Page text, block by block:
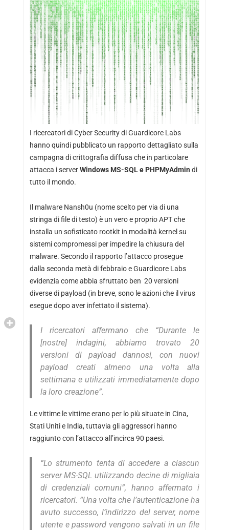
I ricercatori di Cyber ​​Security di Guardicore Labs
hanno quindi pubblicatoun rapporto dettagliato sulla
campagna di crittografia diffusa che in particolare
attacca i serverWindows MS-SQL e PHPMyAdmin di
tutto il mondo.
Il malware Nansh0u (nome scelto per via di una
stringa di file di testo) è un vero e proprio APT che
installa un sofisticato rootkit in modalità kernel su
sistemi compromessi per impedire la chiusura del
malware. Secondo il rapporto l’attacco prosegue
dalla seconda metà di febbraio e Guardicore Labs
evidenzia come abbia sfruttato ben 20 versioni
diverse di payload (in breve, sono le azioni che il virus
esegue dopo aver infettato il sistema).
I ricercatori affermano che “Durante le
[nostre] indagini, abbiamo trovato 20
versioni di payload dannosi, con nuovi
payload creati almeno una volta alla
settimana e utilizzati immediatamente dopo
la loro creazione”.
Le vittime le vittime erano per lo più situate in Cina,
Stati Uniti e India, tuttavia gli aggressori hanno
raggiunto con l’attacco all’incirca 90 paesi.
“Lo strumento tenta di accedere a ciascun
server MS-SQL utilizzando decine di migliaia
di credenziali comuni”, hanno affermato i
ricercatori. “Una volta che l’autenticazione ha
avuto successo, l’indirizzo del server, nome
utente e password vengono salvati in un file